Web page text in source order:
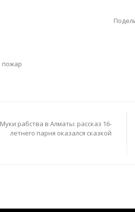
пожар
Муки рабства в Алматы: рассказ 16-
летнего парня оказался сказкой